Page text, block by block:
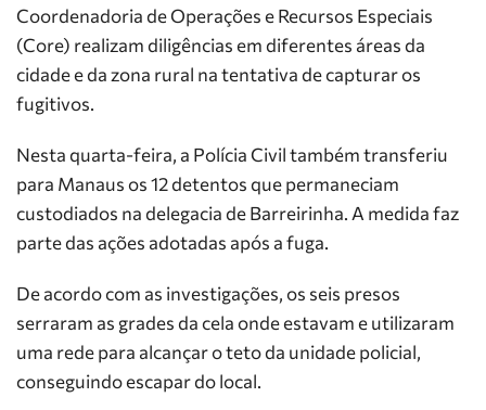
Coordenadoria de Operações e Recursos Especiais
(Core) realizam diligências em diferentes áreas da
cidade e da zona rural na tentativa de capturar os
fugitivos.
Nesta quarta-feira, a Polícia Civil também transferiu
para Manaus os 12 detentos que permaneciam
custodiados na delegacia de Barreirinha. A medida faz
parte das ações adotadas após a fuga.
De acordo com as investigações, os seis presos
serraram as grades da cela onde estavam e utilizaram
uma rede para alcançar o teto da unidade policial,
conseguindo escapar do local.